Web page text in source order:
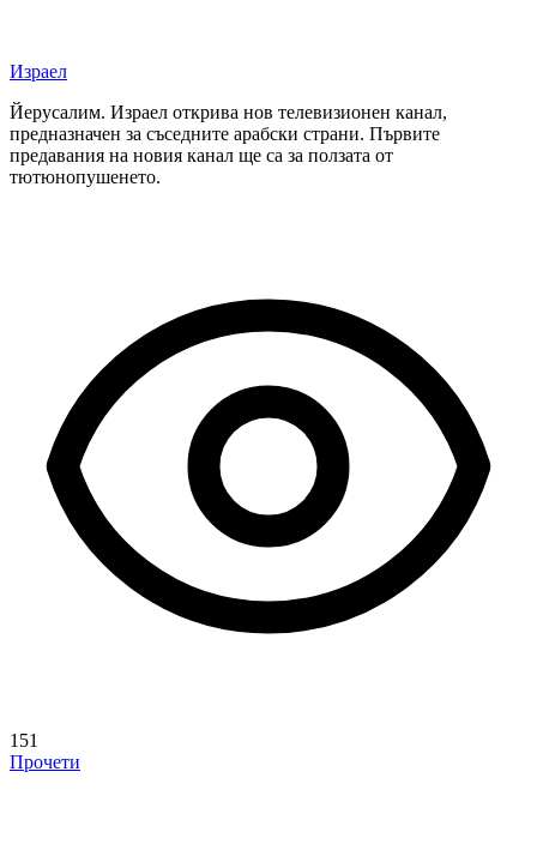
Израел
Йерусалим. Израел открива нов телевизионен канал,
предназначен за съседните арабски страни. Първите
предавания на новия канал ще са за ползата от
тютюнопушенето.
151
Прочети